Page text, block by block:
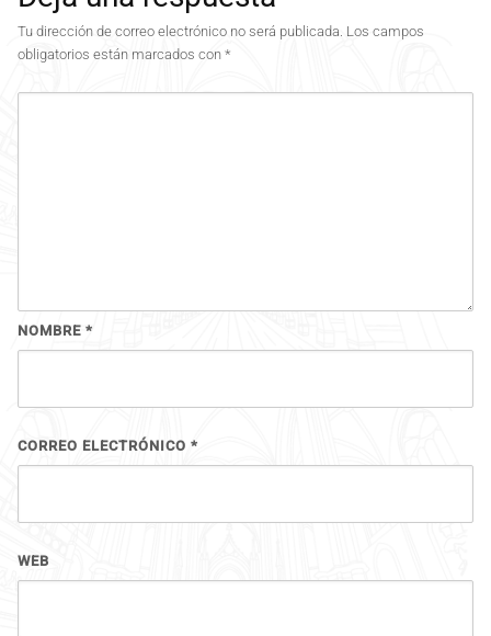
Tu dirección de correo electrónico no será publicada. Los campos
obligatorios están marcados con *
NOMBRE *
CORREO ELECTRÓNICO *
WEB